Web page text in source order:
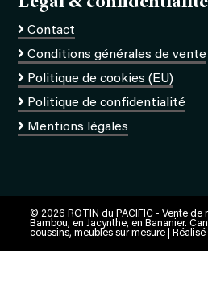
Contact
Conditions générales de vente
Politique de cookies (EU)
Politique de confidentialité
Mentions légales
© 2026 ROTIN du PACIFIC - Vente de
Bambou, en Jacynthe, en Bananier.
coussins, meubles sur mesure |